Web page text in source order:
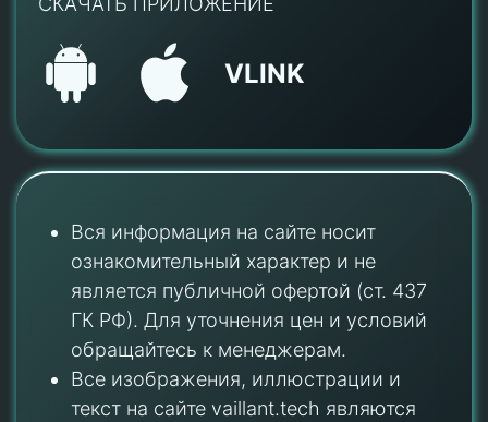
VLINK
Вся информация на сайте носит
ознакомительный характер и не
является публичной офертой (ст. 437
ГК РФ). Для уточнения цен и условий
обращайтесь к менеджерам.
Все изображения, иллюстрации и
текст на сайте vaillant.tech являются